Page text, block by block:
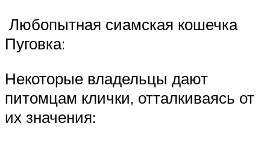
Любопытная сиамская кошечка
Пуговка:
Некоторые владельцы дают
питомцам клички, отталкиваясь от
их значения: